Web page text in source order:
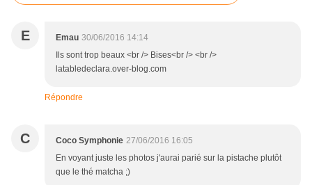
E Emau 30/06/2016 14:14
Ils sont trop beaux <br /> Bises<br /> <br />
latabledeclara.over-blog.com
Répondre
C Coco Symphonie 27/06/2016 16:05
En voyant juste les photos j'aurai parié sur la pistache plutôt
que le thé matcha ;)